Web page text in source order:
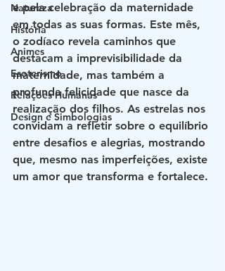
Natureza
História
Animes
Esoterismo
Relações Humanas
Design e Simbologias
e pela celebração da maternidade
em todas as suas formas. Este mês,
o zodíaco revela caminhos que
destacam a imprevisibilidade da
maternidade, mas também a
profunda felicidade que nasce da
realização dos filhos. As estrelas nos
convidam a refletir sobre o equilíbrio
entre desafios e alegrias, mostrando
que, mesmo nas imperfeições, existe
um amor que transforma e fortalece.